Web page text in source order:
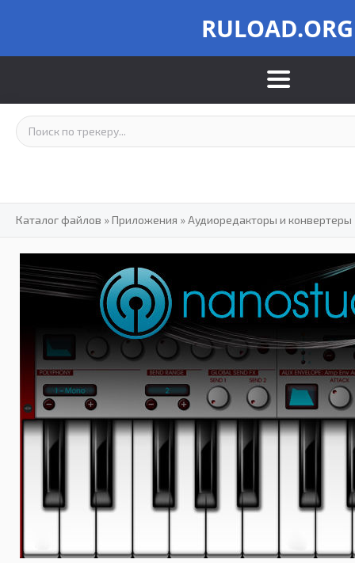
RULOAD.ORG
Каталог файлов »Приложения »Аудиоредакторы и конвертеры